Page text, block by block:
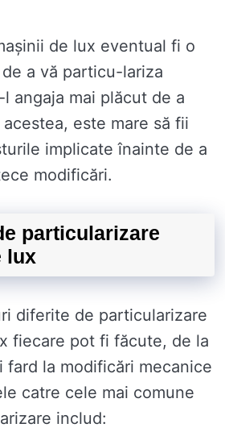
de lux eventual fi o
a vă particu-lariza
angaja mai plăcut de a
este mare să fii
implicate înainte de a
modificări.
particularizare
lux
diferite de particularizare
fiecare pot fi făcute, de la
fard la modificări mecanice
catre cele mai comune
includ: